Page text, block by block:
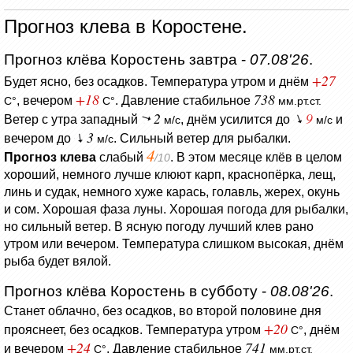
Прогноз клева в Коростене.
Прогноз клёва Коростень завтра - 07.08'26.
Будет ясно, без осадков. Температура утром и днём +27
C°, вечером +18 C°. Давление стабильное 738 мм.рт.ст.
Ветер с утра западный 2 м/с, днём усилится до 9 м/с и
вечером до
3 м/с. Сильный ветер для рыбалки.
Прогноз клева слабый 4/10. В этом месяце клёв в целом
хороший, немного лучше клюют карп, краснопёрка, лещ,
линь и судак, немного хуже карась, голавль, жерех, окунь
и сом. Хорошая фаза луны. Хорошая погода для рыбалки,
но сильный ветер. В ясную погоду лучший клев рано
утром или вечером. Температура слишком высокая, днём
рыба будет вялой.
Прогноз клёва Коростень в субботу - 08.08'26.
Станет облачно, без осадков, во второй половине дня
прояснеет, без осадков. Температура утром +20 C°, днём
и вечером +24 C°. Давление стабильное 741 мм.рт.ст.